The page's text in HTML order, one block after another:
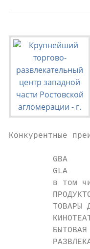
Конкурентные
GBA
GLA
в том
ТОВАРЫ